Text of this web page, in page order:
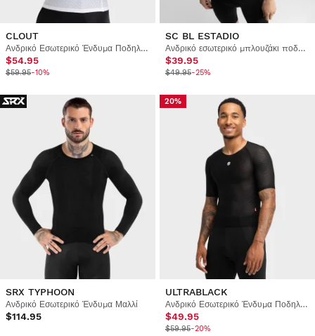
CLOUT
Ανδρικό Εσωτερικό Ένδυμα Ποδηλασίας
$54.95
$59.95-10%
SC BL ESTADIO
Ανδρικό εσωτερικό μπλουζάκι ποδηλασίας Real Sporting de Gijón x Siroko
$39.95
$49.95-25%
SRX TYPHOON
Ανδρικό Εσωτερικό Ένδυμα Μαλλί
$114.95
20%
ULTRABLACK
Ανδρικό Εσωτερικό Ένδυμα Ποδηλασίας
$49.95
$59.95-20%